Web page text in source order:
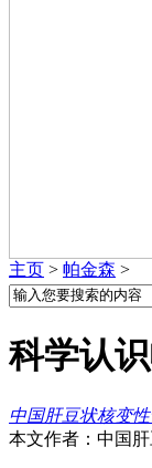
主页 > 帕金森 >
科学认
中国肝豆状核变
本文作者：中国